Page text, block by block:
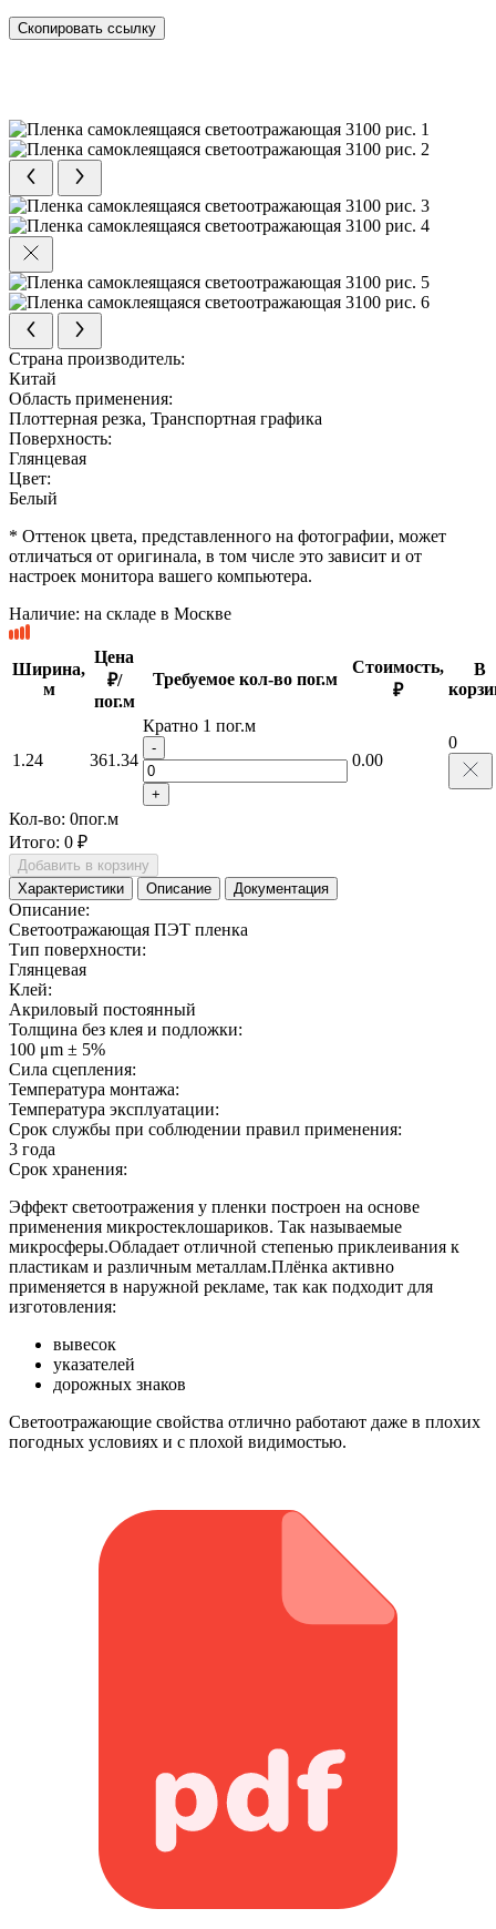
Скопировать ссылку
Страна производитель:
Китай
Область применения:
Плоттерная резка, Транспортная графика
Поверхность:
Глянцевая
Цвет:
Белый
* Оттенок цвета, представленного на фотографии, может
отличаться от оригинала, в том числе это зависит и от
настроек монитора вашего компьютера.
Наличие: на складе в Москве
Ширина,
м
Цена
₽/
пог.м
Требуемое кол-во пог.м
Стоимость,
₽
В
1.24 361.34
Кратно 1 пог.м
-
+
0.00
0
Кол-во: 0пог.м
Итого: 0 ₽
Добавить в корзину
Характеристики
Описание Документация
Описание:
Светоотражающая ПЭТ пленка
Тип поверхности:
Глянцевая
Клей:
Акриловый постоянный
Толщина без клея и подложки:
100 μm ± 5%
Сила сцепления:
Температура монтажа:
Температура эксплуатации:
Срок службы при соблюдении правил применения:
3 года
Срок хранения:
Эффект светоотражения у пленки построен на основе
применения микростеклошариков. Так называемые
микросферы.Обладает отличной степенью приклеивания к
пластикам и различным металлам.Плёнка активно
применяется в наружной рекламе, так как подходит для
изготовления:
вывесок
указателей
дорожных знаков
Светоотражающие свойства отлично работают даже в плохих
погодных условиях и с плохой видимостью.